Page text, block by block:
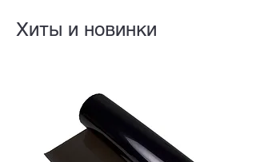
Хиты и новинки